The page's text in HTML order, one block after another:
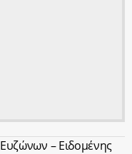
– Ειδομένης